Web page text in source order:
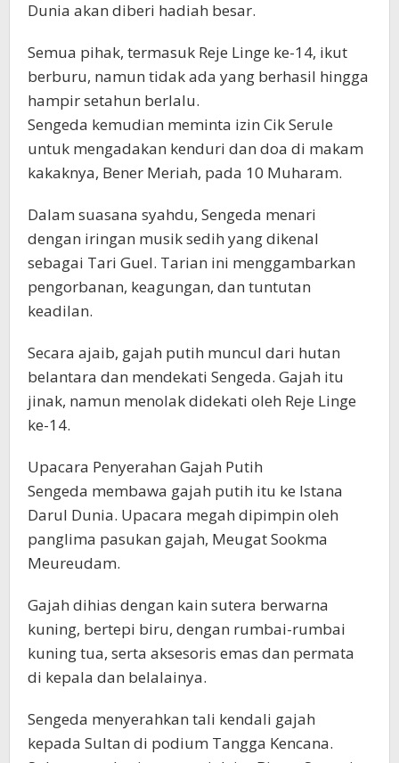
Dunia akan diberi hadiah besar.
Semua pihak, termasuk Reje Linge ke-14, ikut
berburu, namun tidak ada yang berhasil hingga
hampir setahun berlalu.
Sengeda kemudian meminta izin Cik Serule
untuk mengadakan kenduri dan doa di makam
kakaknya, Bener Meriah, pada 10 Muharam.
Dalam suasana syahdu, Sengeda menari
dengan iringan musik sedih yang dikenal
sebagai Tari Guel. Tarian ini menggambarkan
pengorbanan, keagungan, dan tuntutan
keadilan.
Secara ajaib, gajah putih muncul dari hutan
belantara dan mendekati Sengeda. Gajah itu
jinak, namun menolak didekati oleh Reje Linge
ke-14.
Upacara Penyerahan Gajah Putih
Sengeda membawa gajah putih itu ke Istana
Darul Dunia. Upacara megah dipimpin oleh
panglima pasukan gajah, Meugat Sookma
Meureudam.
Gajah dihias dengan kain sutera berwarna
kuning, bertepi biru, dengan rumbai-rumbai
kuning tua, serta aksesoris emas dan permata
di kepala dan belalainya.
Sengeda menyerahkan tali kendali gajah
kepada Sultan di podium Tangga Kencana.